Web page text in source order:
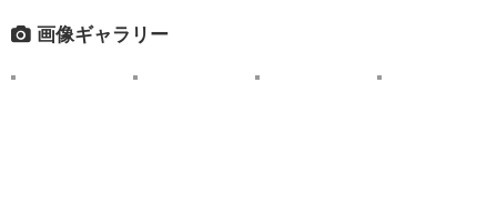
画像ギャラリー